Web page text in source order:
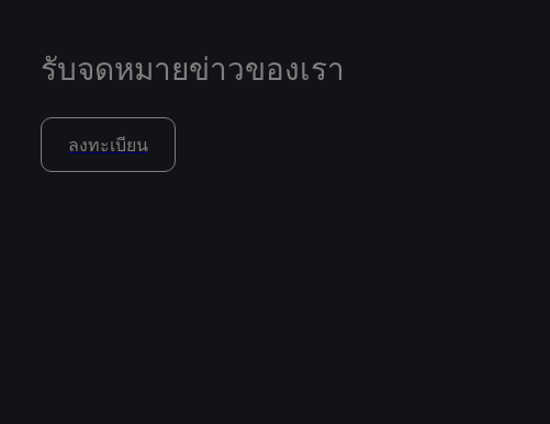
รับจดหมายข่าวของเรา
ลงทะเบียน